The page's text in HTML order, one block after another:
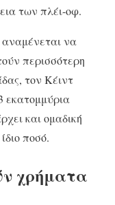
των πλέι-οφ.
αναμένεται να
περισσότερη
τον Κέιντ
εκατομμύρια
και ομαδική
ποσό.
χρήματα